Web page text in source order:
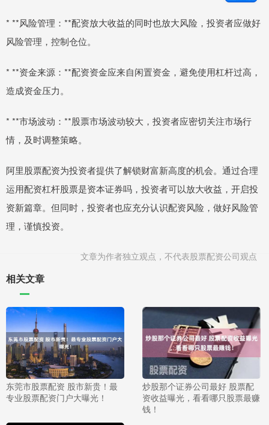
* **风险管理：**配资放大收益的同时也放大风险，投资者应做好
风险管理，控制仓位。
* **资金来源：**配资资金应来自闲置资金，避免使用杠杆过高，
造成资金压力。
* **市场波动：**股票市场波动较大，投资者应密切关注市场行
情，及时调整策略。
阿里股票配资为投资者提供了解锁财富新高度的机会。通过合理
运用配资杠杆股票是资本证券吗，投资者可以放大收益，开启投
资新篇章。但同时，投资者也应充分认识配资风险，做好风险管
理，谨慎投资。
文章为作者独立观点，不代表股票配资公司观点
相关文章
东莞市股票配资 股市新贵！最
专业股票配资门户大曝光！
炒股那个证券公司最好 股票配
资收益曝光，看看哪只股票最赚
钱！